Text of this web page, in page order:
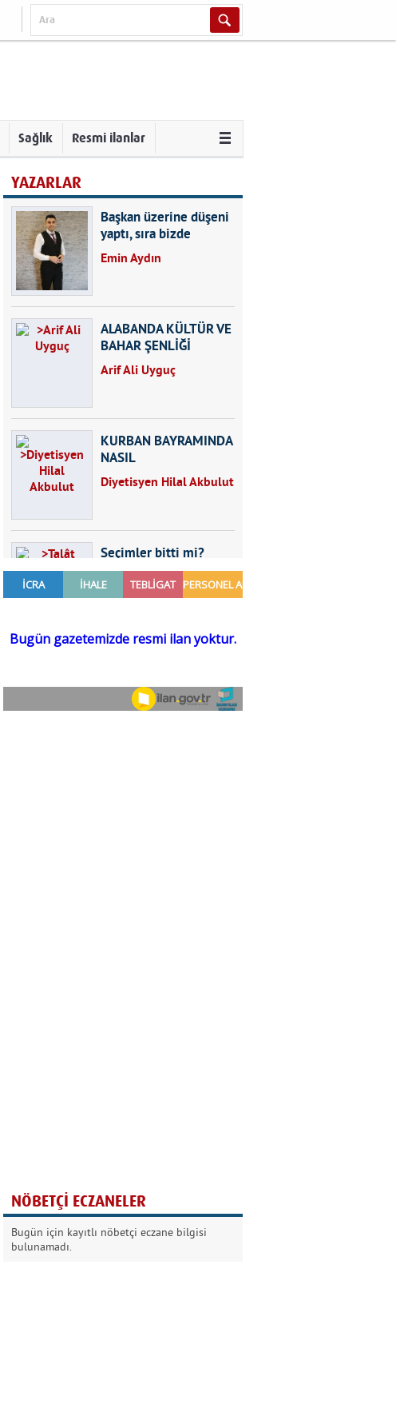
Sağlık Resmi ilanlar
YAZARLAR
Başkan üzerine düşeni
yaptı, sıra bizde
Emin Aydın
ALABANDA KÜLTÜR VE
BAHAR ŞENLİĞİ
Arif Ali Uyguç
KURBAN BAYRAMINDA
NASIL
BESLENMELİYİZ?
Diyetisyen Hilal Akbulut
Seçimler bitti mi?
Talât Yörük
Sezgin MADRAN
Kurban Bayramında
Dikkat!
NÖBETÇİ ECZANELER
Bugün için kayıtlı nöbetçi eczane bilgisi
bulunamadı.